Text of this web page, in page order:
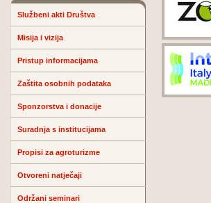
Službeni akti Društva
Misija i vizija
Pristup informacijama
Zaštita osobnih podataka
Sponzorstva i donacije
Suradnja s institucijama
Propisi za agroturizme
Otvoreni natječaji
Održani seminari